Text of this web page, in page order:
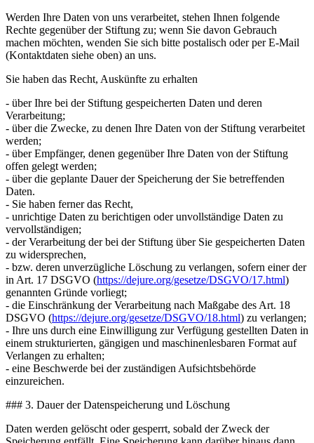
Werden Ihre Daten von uns verarbeitet, stehen Ihnen folgende
Rechte gegenüber der Stiftung zu; wenn Sie davon Gebrauch
machen möchten, wenden Sie sich bitte postalisch oder per E-Mail
(Kontaktdaten siehe oben) an uns.
Sie haben das Recht, Auskünfte zu erhalten
- über Ihre bei der Stiftung gespeicherten Daten und deren
Verarbeitung;
- über die Zwecke, zu denen Ihre Daten von der Stiftung verarbeitet
werden;
- über Empfänger, denen gegenüber Ihre Daten von der Stiftung
offen gelegt werden;
- über die geplante Dauer der Speicherung der Sie betreffenden
Daten.
- Sie haben ferner das Recht,
- unrichtige Daten zu berichtigen oder unvollständige Daten zu
vervollständigen;
- der Verarbeitung der bei der Stiftung über Sie gespeicherten Daten
zu widersprechen,
- bzw. deren unverzügliche Löschung zu verlangen, sofern einer der
in Art. 17 DSGVO (https://dejure.org/gesetze/DSGVO/17.html)
genannten Gründe vorliegt;
- die Einschränkung der Verarbeitung nach Maßgabe des Art. 18
DSGVO (https://dejure.org/gesetze/DSGVO/18.html) zu verlangen;
- Ihre uns durch eine Einwilligung zur Verfügung gestellten Daten in
einem strukturierten, gängigen und maschinenlesbaren Format auf
Verlangen zu erhalten;
- eine Beschwerde bei der zuständigen Aufsichtsbehörde
einzureichen.
### 3. Dauer der Datenspeicherung und Löschung
Daten werden gelöscht oder gesperrt, sobald der Zweck der